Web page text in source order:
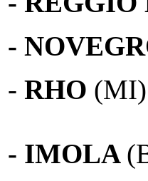
-
- RHO (MI)
- IMOLA